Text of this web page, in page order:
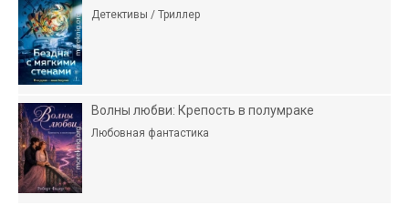
Детективы / Триллер
Волны любви: Крепость в полумраке
Любовная фантастика